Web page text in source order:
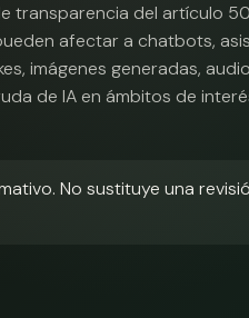
transparencia del artículo
afectar a chatbots,
imágenes generadas,
de IA en ámbitos de
No sustituye una